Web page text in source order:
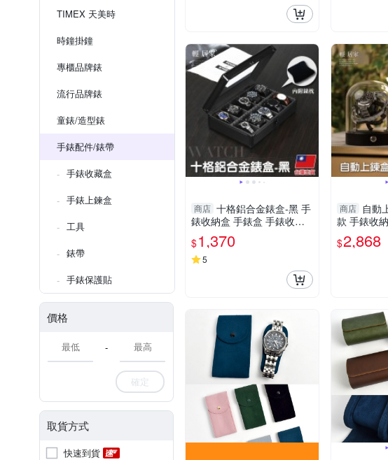
TIMEX 天美時
時鐘掛鐘
專櫃品牌錶
流行品牌錶
童錶/造型錶
手錶配件/錶帶
手錶收藏盒
手錶上鍊盒
工具
錶帶
手錶保護貼
價格
-
確定
取貨方式
快速到貨
商店 十格鋁合金錶盒-黑 手
錶收納盒 手錶盒 手錶收藏
盒 手錶架 展示盒-輕居家85
38
$1,370
5
商店 自動
款 手錶收
鏈盒 手錶
輕居家8920
$2,868